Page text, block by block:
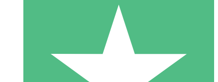
10 Téléchargements
20 00